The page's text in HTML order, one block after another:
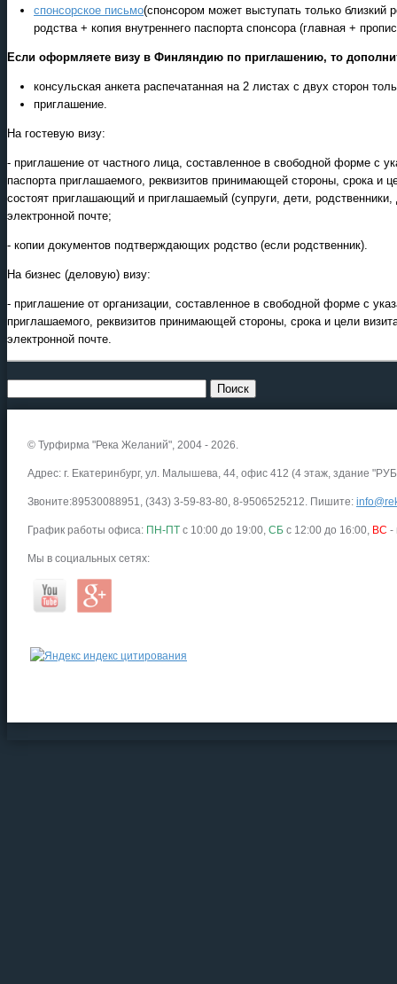
спонсорское письмо(спонсором может выступать только близкий
родства + копия внутреннего паспорта спонсора (главная +
Если оформляете визу в Финляндию по приглашению, то
консульская анкета распечатанная на 2 листах с двух сторон
приглашение.
На гостевую визу:
- приглашение от частного лица, составленное в свободной форме
паспорта приглашаемого, реквизитов принимающей стороны, срока и
состоят приглашающий и приглашаемый (супруги, дети,
электронной почте;
- копии документов подтверждающих родство (если родственник).
На бизнес (деловую) визу:
- приглашение от организации, составленное в свободной форме с
приглашаемого, реквизитов принимающей стороны, срока и цели
электронной почте.
© Турфирма "Река Желаний", 2004 - 2026.
Адрес: г. Екатеринбург, ул. Малышева, 44, офис 412 (4 этаж, здание
Звоните:89530088951, (343) 3-59-83-80, 8-9506525212. Пишите:
График работы офиса: ПН-ПТ с 10:00 до 19:00, СБ с 12:00 до 16:00, ВС -
Мы в социальных сетях: